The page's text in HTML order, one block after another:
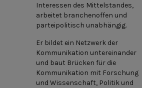
Interessen des Mittelstandes,
arbeitet branchenoffen und
parteipolitisch unabhängig.
Er bildet ein Netzwerk der
Kommunikation untereinander
und baut Brücken für die
Kommunikation mit Forschung
und Wissenschaft, Politik und